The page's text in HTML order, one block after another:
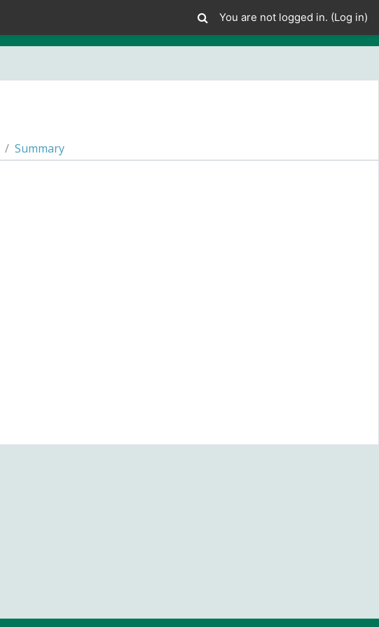
You are not logged in. (Log in)
Summary